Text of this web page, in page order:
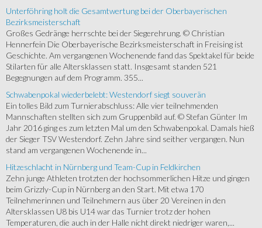
Unterföhring holt die Gesamtwertung bei der Oberbayerischen
Bezirksmeisterschaft
Großes Gedränge herrschte bei der Siegerehrung. © Christian
Hennerfein Die Oberbayerische Bezirksmeisterschaft in Freising ist
Geschichte. Am vergangenen Wochenende fand das Spektakel für beide
Stilarten für alle Altersklassen statt. Insgesamt standen 521
Begegnungen auf dem Programm. 355...
Schwabenpokal wiederbelebt: Westendorf siegt souverän
Ein tolles Bild zum Turnierabschluss: Alle vier teilnehmenden
Mannschaften stellten sich zum Gruppenbild auf. © Stefan Günter Im
Jahr 2016 ging es zum letzten Mal um den Schwabenpokal. Damals hieß
der Sieger TSV Westendorf. Zehn Jahre sind seither vergangen. Nun
stand am vergangenen Wochenende in...
Hitzeschlacht in Nürnberg und Team-Cup in Feldkirchen
Zehn junge Athleten trotzten der hochsommerlichen Hitze und gingen
beim Grizzly-Cup in Nürnberg an den Start. Mit etwa 170
Teilnehmerinnen und Teilnehmern aus über 20 Vereinen in den
Altersklassen U8 bis U14 war das Turnier trotz der hohen
Temperaturen, die auch in der Halle nicht direkt niedriger waren,...